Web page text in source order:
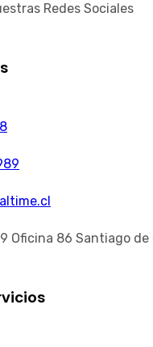
Redes Sociales
Oficina 86 Santiago de